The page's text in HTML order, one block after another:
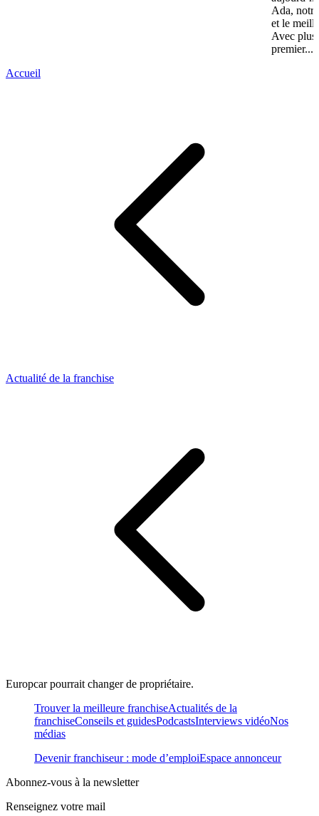
Ada,
et le
Avec plus
premier...
Accueil
Actualité de la franchise
Europcar pourrait changer de propriétaire.
Trouver la meilleure franchiseActualités de la
franchiseConseils et guidesPodcastsInterviews vidéoNos
médias
Devenir franchiseur : mode d’emploiEspace annonceur
Abonnez-vous à la newsletter
Renseignez votre mail